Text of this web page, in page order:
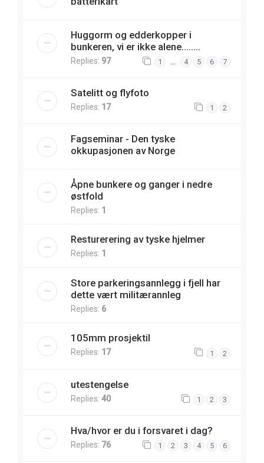
Huggorm og edderkopper i
bunkeren, vi er ikke alene........
Replies: 97 1 … 4 5 6 7
Satelitt og flyfoto
Replies: 17 1 2
Fagseminar - Den tyske
okkupasjonen av Norge
Åpne bunkere og ganger i nedre
østfold
Replies: 1
Resturerering av tyske hjelmer
Replies: 1
Store parkeringsannlegg i fjell har
dette vært militærannleg
Replies: 6
105mm prosjektil
Replies: 17 1 2
utestengelse
Replies: 40 1 2 3
Hva/hvor er du i forsvaret i dag?
Replies: 76 1 2 3 4 5 6